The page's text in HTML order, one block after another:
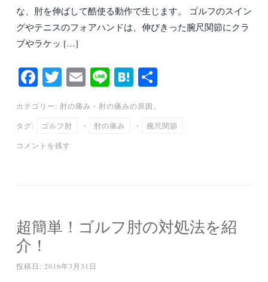
な、肘を伸ばして酷使る動作で生じます。 ゴルフのスイン
グやテニスのフォアハンドは、伸びきった腕尺関節にクラ
ブやラケッ […]
Fa
ce
bo
ok
T
wi
tte
r
E
m
ail
Li
ne
H
at
en
a
カテゴリー: 肘の痛み ・ 肘の痛みの原因。
タグ: ゴルフ肘 ・ 肘の痛み ・ 腕尺関節
コメントを残す
超簡単！ゴルフ肘の対処法を紹
介！
投稿日: 2016年3月31日